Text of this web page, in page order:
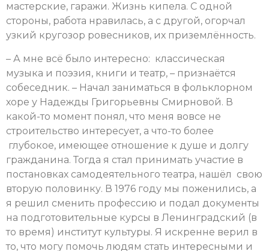
мастерские, гаражи. Жизнь кипела. С одной
стороны, работа нравилась, а с другой, огорчал
узкий кругозор ровесников, их приземлённость.
– А мне всё было интересно: классическая
музыка и поэзия, книги и театр, – признаётся
собеседник. – Начал заниматься в фольклорном
хоре у Надежды Григорьевны Смирновой. В
какой-то момент понял, что меня вовсе не
строительство интересует, а что-то более
глубокое, имеющее отношение к душе и долгу
гражданина. Тогда я стал принимать участие в
постановках самодеятельного театра, нашёл свою
вторую половинку. В 1976 году мы поженились, а
я решил сменить профессию и подал документы
на подготовительные курсы в Ленинградский (в
то время) институт культуры. Я искренне верил в
то, что могу помочь людям стать интересными и